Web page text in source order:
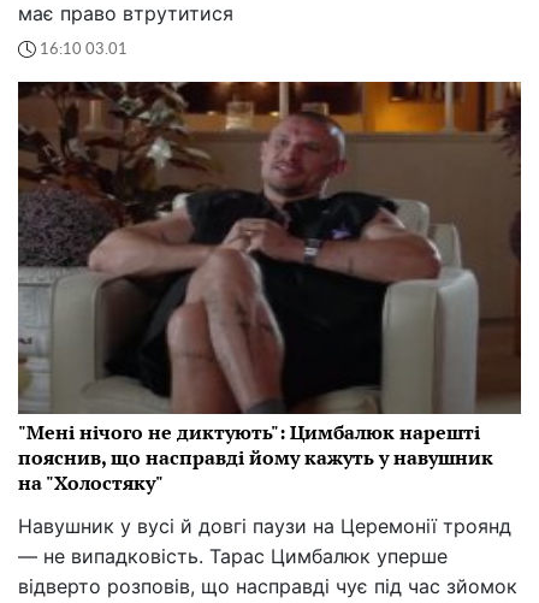
має право втрутитися
16:10 03.01
"Мені нічого не диктують": Цимбалюк нарешті
пояснив, що насправді йому кажуть у навушник
на "Холостяку"
Навушник у вусі й довгі паузи на Церемонії троянд
— не випадковість. Тарас Цимбалюк уперше
відверто розповів, що насправді чує під час зйомок